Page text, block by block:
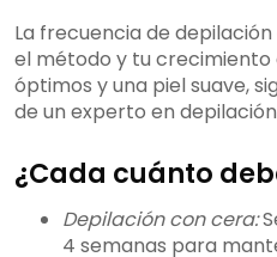
La frecuencia de
el método y tu crecimiento
óptimos y una piel suave,
de un experto en
¿Cada cuánto
Depilación con cera:
4 semanas para